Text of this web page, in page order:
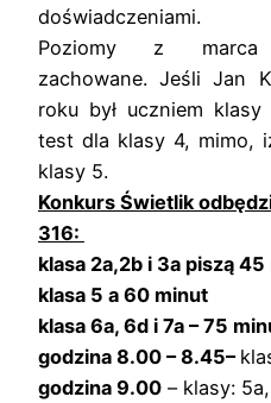
doświadczeniami.
Poziomy z
zachowane. Jeśli Jan
roku był uczniem
test dla klasy 4, mimo,
klasy 5.
Konkurs Świetlik
316:
klasa 2a,2b i 3a piszą
klasa 5 a 60 minut
klasa 6a, 6d i 7a – 75
godzina 8.00 – 8.45–
godzina 9.00 – klasy: